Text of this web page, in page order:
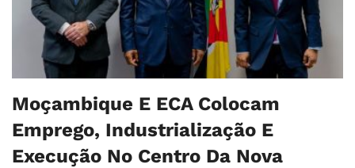
Moçambique E ECA Colocam
Emprego, Industrialização E
Execução No Centro Da Nova